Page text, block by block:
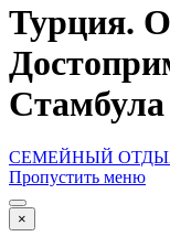
Турция.
Стамбула
СЕМЕЙНЫЙ
Пропустить меню
×